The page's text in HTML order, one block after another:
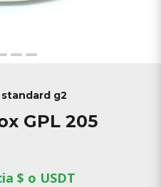
g2
GPL 205
$ o USDT